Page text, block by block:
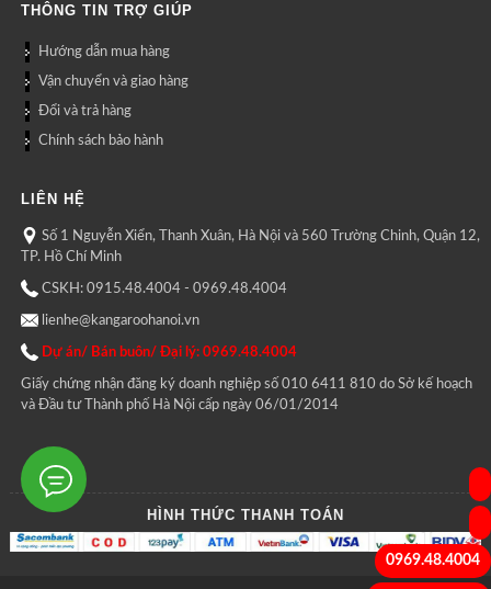
THÔNG TIN TRỢ GIÚP
Hướng dẫn mua hàng
Vận chuyển và giao hàng
Đổi và trả hàng
Chính sách bảo hành
LIÊN HỆ
Số 1 Nguyễn Xiển, Thanh Xuân, Hà Nội và 560 Trường Chinh, Quận 12,
TP. Hồ Chí Minh
CSKH: 0915.48.4004 - 0969.48.4004
lienhe@kangaroohanoi.vn
Dự án/ Bán buôn/ Đại lý: 0969.48.4004
Giấy chứng nhận đăng ký doanh nghiệp số 010 6411 810 do Sở kế hoạch
và Đầu tư Thành phố Hà Nội cấp ngày 06/01/2014
HÌNH THỨC THANH TOÁN
0969.48.4004